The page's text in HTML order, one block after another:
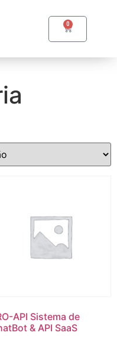
0
API Sistema de
& API SaaS